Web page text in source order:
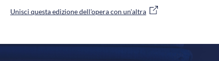
Unisci questa edizione dell'opera con un'altra